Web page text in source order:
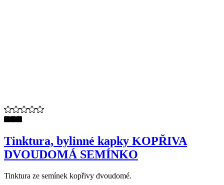
Tinktura, bylinné kapky KOPŘIVA
DVOUDOMÁ SEMÍNKO
Tinktura ze semínek kopřivy dvoudomé.